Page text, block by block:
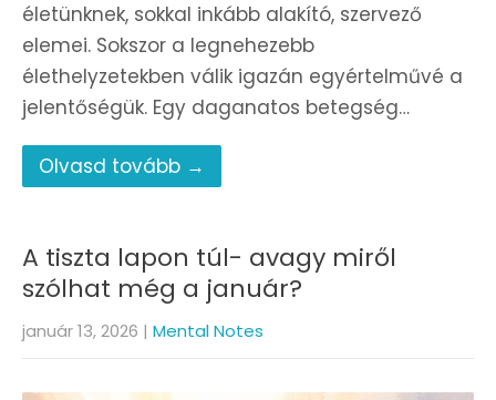
életünknek, sokkal inkább alakító, szervező
elemei. Sokszor a legnehezebb
élethelyzetekben válik igazán egyértelművé a
jelentőségük. Egy daganatos betegség…
Olvasd tovább →
A tiszta lapon túl- avagy miről
szólhat még a január?
január 13, 2026 | Mental Notes